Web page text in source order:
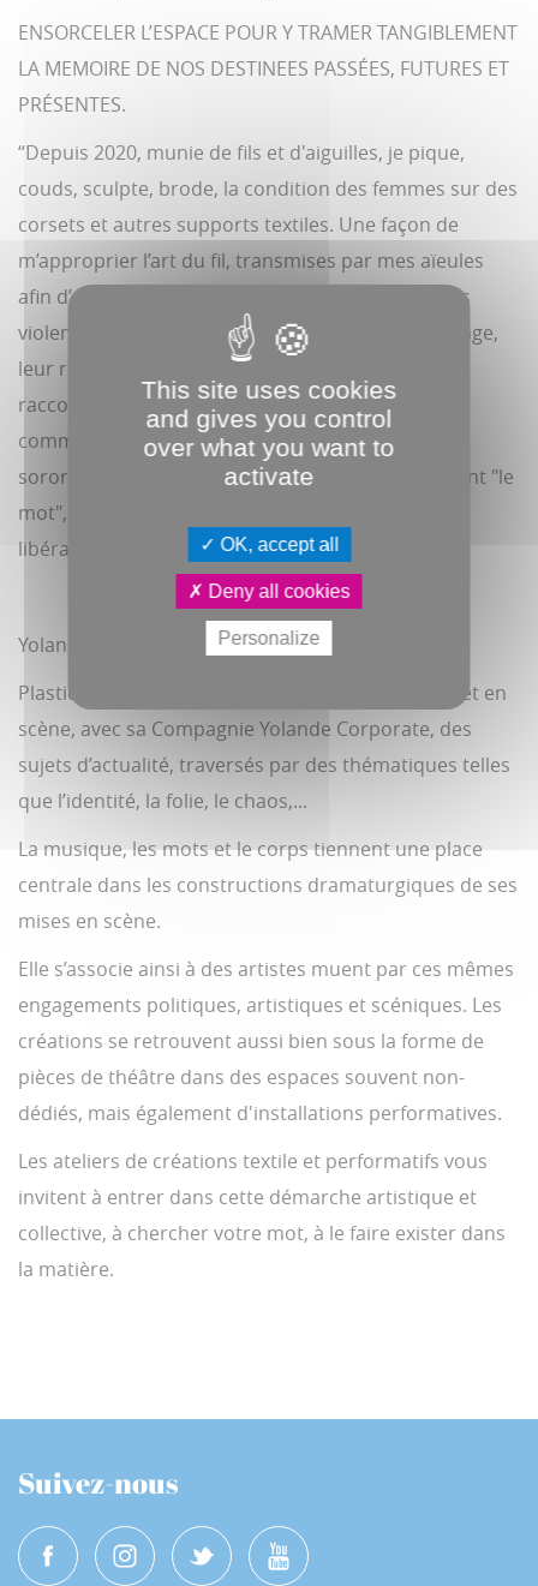
ENSORCELER L’ESPACE POUR Y TRAMER TANGIBLEMENT
LA MEMOIRE DE NOS DESTINEES PASSÉES, FUTURES ET
PRÉSENTES.
“Depuis 2020, munie de fils et d'aiguilles, je pique,
couds, sculpte, brode, la condition des femmes sur des
corsets et autres supports textiles. Une façon de
m’approprier l’art du fil, transmises par mes aïeules
afin d’explorer les récits de femmes : dénoncer les
violences, mettre en lumière leur force, leur courage,
leur résistance. C’est également une façon de
raccommoder, réparer en proposant un espace
commun où de femmes me rejoignent, dans une
sororité poétique, afin que chacune d’elles trouvent "le
mot", celui qui sera brodé, suturé et peut-être
libérateur.”
Yolande F., travailleuse du spectacle
Plasticienne et scénographe de formation, elle met en
scène, avec sa Compagnie Yolande Corporate, des
sujets d’actualité, traversés par des thématiques telles
que l’identité, la folie, le chaos,...
La musique, les mots et le corps tiennent une place
centrale dans les constructions dramaturgiques de ses
mises en scène.
Elle s’associe ainsi à des artistes muent par ces mêmes
engagements politiques, artistiques et scéniques. Les
créations se retrouvent aussi bien sous la forme de
pièces de théâtre dans des espaces souvent non-
dédiés, mais également d'installations performatives.
Les ateliers de créations textile et performatifs vous
invitent à entrer dans cette démarche artistique et
collective, à chercher votre mot, à le faire exister dans
la matière.
Suivez-nous
This site uses cookies
and gives you control
over what you want to
activate
OK, accept all
Deny all cookies
Personalize